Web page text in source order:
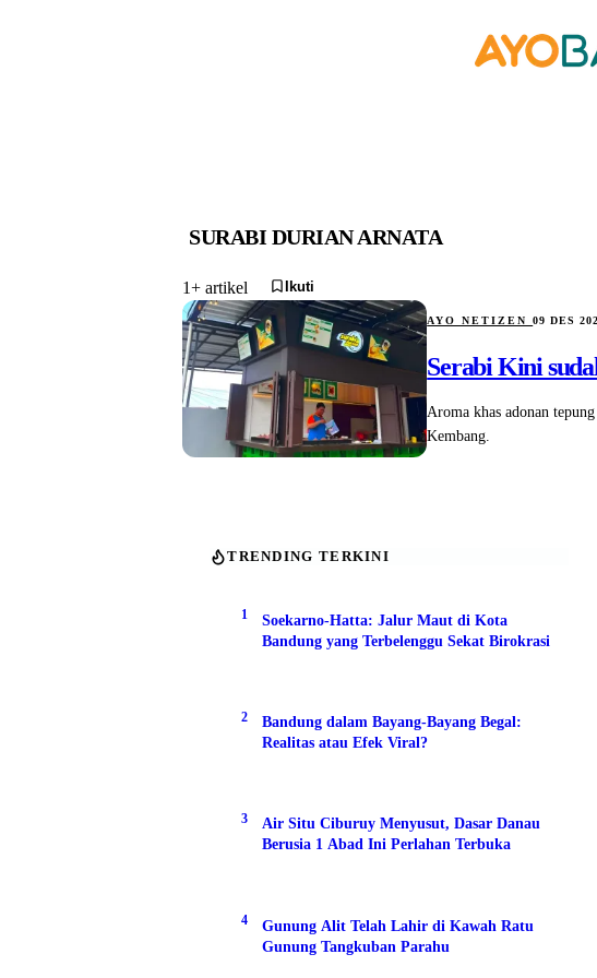
SURABI DURIAN ARNATA
1+ artikel Ikuti
AYO NETIZEN09 DES
Serabi Kini
Aroma khas adonan
Kembang.
TRENDING TERKINI
1
Soekarno-Hatta: Jalur Maut di Kota
Bandung yang Terbelenggu Sekat Birokrasi
2
Bandung dalam Bayang-Bayang Begal:
Realitas atau Efek Viral?
3
Air Situ Ciburuy Menyusut, Dasar Danau
Berusia 1 Abad Ini Perlahan Terbuka
4
Gunung Alit Telah Lahir di Kawah Ratu
Gunung Tangkuban Parahu